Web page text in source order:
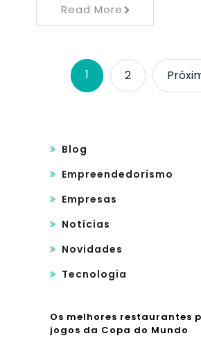
Read More
1 2
Blog
Empreendedorismo
Empresas
Notícias
Novidades
Tecnologia
Os melhores restaurantes
jogos da Copa do Mundo